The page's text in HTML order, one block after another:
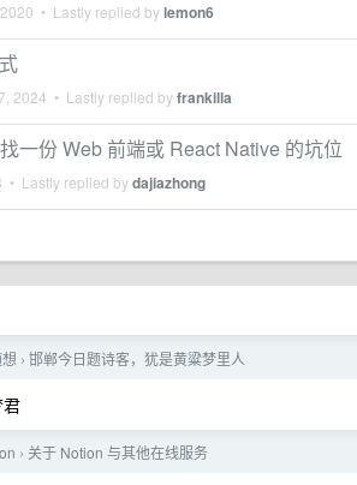
• Lastly replied bylemon6
2024 • Lastly replied byfrankilla
一份 Web 前端或 React Native 的坑位
• Lastly replied bydajiazhong
› 邯郸今日题诗客，犹是黄粱梦里人
› 关于 Notion 与其他在线服务